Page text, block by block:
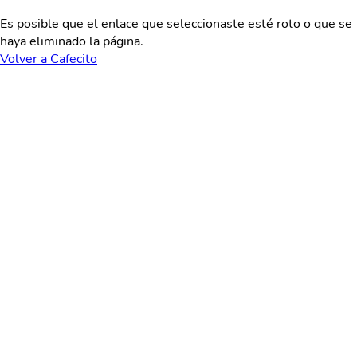
Es posible que el enlace que seleccionaste esté roto o que se
haya eliminado la página.
Volver a Cafecito